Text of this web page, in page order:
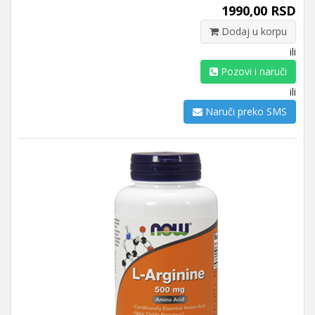
1990,00 RSD
Dodaj u korpu
ili
Pozovi i naruči
ili
Naruči preko SMS